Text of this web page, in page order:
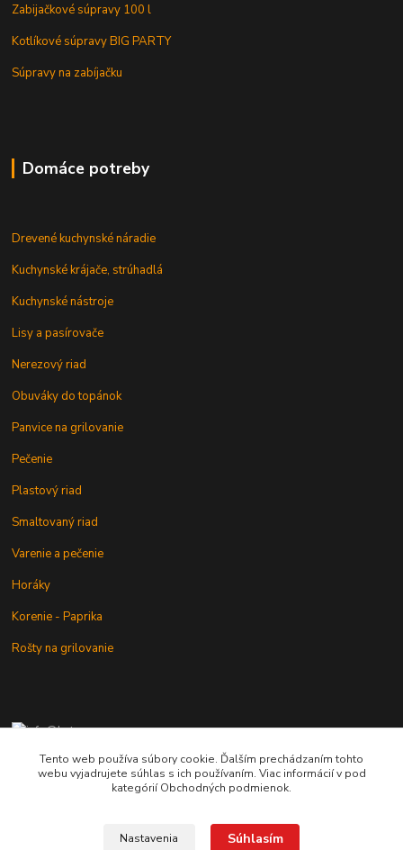
Zabijačkové súpravy 100 l
Kotlíkové súpravy BIG PARTY
Súpravy na zabíjačku
Domáce potreby
Drevené kuchynské náradie
Kuchynské krájače, strúhadlá
Kuchynské nástroje
Lisy a pasírovače
Nerezový riad
Obuváky do topánok
Panvice na grilovanie
Pečenie
Plastový riad
Smaltovaný riad
Varenie a pečenie
Horáky
Korenie - Paprika
Rošty na grilovanie
+421 902 212 007
od 8:00 - do 16:00 hod
Tento web používa súbory cookie. Ďalším prechádzaním tohto
webu vyjadrujete súhlas s ich používaním. Viac informácií v pod
kategórií Obchodných podmienok.
Nastavenia Súhlasím